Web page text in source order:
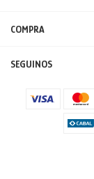
COMPRA
SEGUINOS